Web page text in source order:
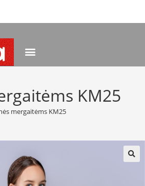
KM25
mergaitėms KM25